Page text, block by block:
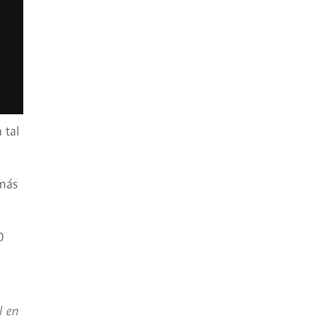
tal
en